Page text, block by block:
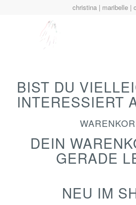
christina | maribelle |
BIST DU
INTERESSIERT
DEIN
GERADE
NEU IM